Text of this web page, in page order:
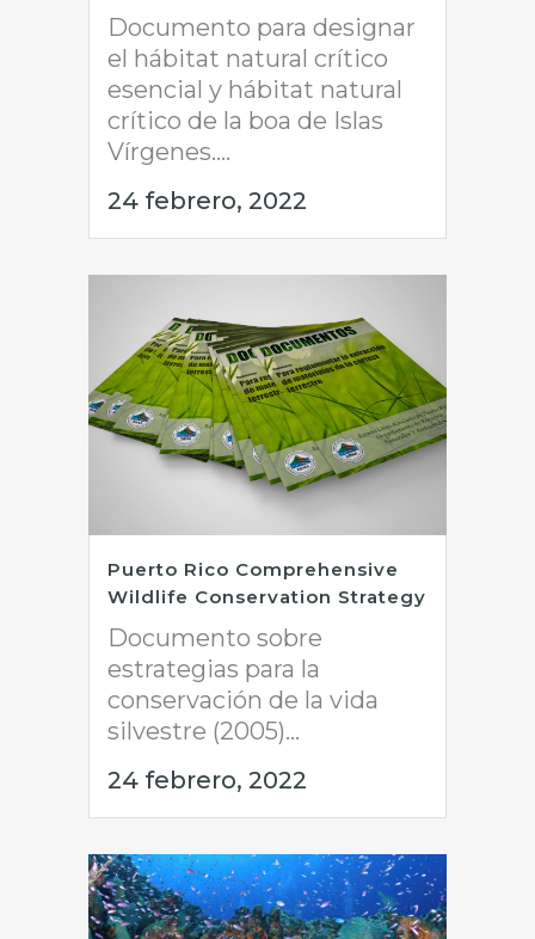
Documento para designar
el hábitat natural crítico
esencial y hábitat natural
crítico de la boa de Islas
Vírgenes....
24 febrero, 2022
Puerto Rico Comprehensive
Wildlife Conservation Strategy
Documento sobre
estrategias para la
conservación de la vida
silvestre (2005)...
24 febrero, 2022